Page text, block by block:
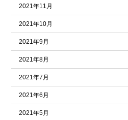
2021年11月
2021年10月
2021年9月
2021年8月
2021年7月
2021年6月
2021年5月